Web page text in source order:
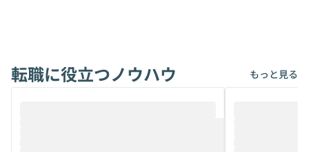
けでなく、想像以上の範囲まで自動化でき
ることは、まだあまり知られていません。
は、評判では
ているAIを選ぶこ
転職に役立つノウハウ もっと見る